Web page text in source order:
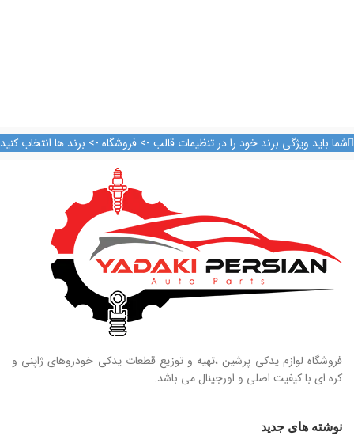
09128884461
09124847876
شما باید ویژگی برند خود را در تنظیمات قالب -> فروشگاه -> برند ها انتخاب کنید
فروشگاه لوازم یدکی پرشین ،تهیه و توزیع قطعات یدکی خودروهای ژاپنی و
کره ای با کیفیت اصلی و اورجینال می باشد.
نوشته های جدید